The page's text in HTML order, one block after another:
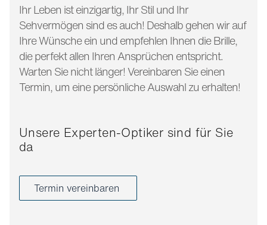
Ihr Leben ist einzigartig, Ihr Stil und Ihr
Sehvermögen sind es auch! Deshalb gehen wir auf
Ihre Wünsche ein und empfehlen Ihnen die Brille,
die perfekt allen Ihren Ansprüchen entspricht.
Warten Sie nicht länger! Vereinbaren Sie einen
Termin, um eine persönliche Auswahl zu erhalten!
Unsere Experten-Optiker sind für Sie
da
Termin vereinbaren